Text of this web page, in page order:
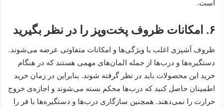
است.
۶. امکانات ظروف پخت‌وپز را در نظر بگیرید
ظروف آشپزی اغلب با ویژگی‌ها و امکانات متفاوتی عرضه می‌شوند.
دستگیره‌ها و درب‌ها از جمله المان‌های مهمی هستند که در هنگام
خرید این محصولات باید در نظر گرفته شوند. بنابراین در زمان خرید
اطمینان حاصل کنید که درب‌ها محکم بسته می‌شوند و اجازه‌ی خروج
حرارت را نمی‌دهند. همچنین سازگاری درب‌ها و دستگیره‌ها با فر را